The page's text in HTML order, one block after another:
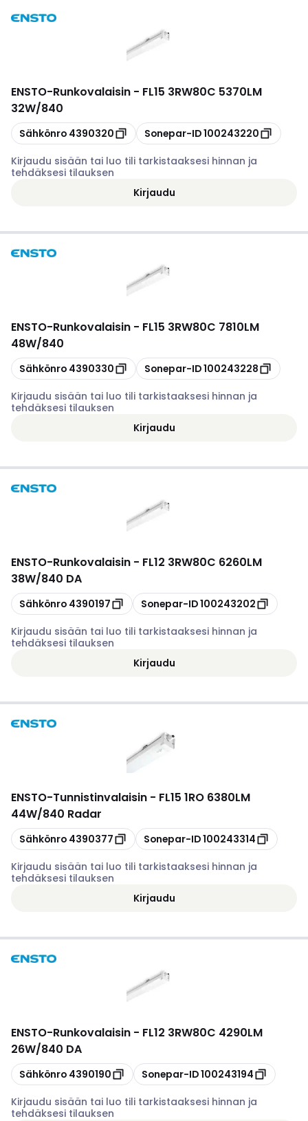
ENSTO-Runkovalaisin - FL15 3RW80C 5370LM
32W/840
Kopioi
Sähkönro 4390320 Kopioi
Sonepar-ID100243220
Kirjaudu sisään tai luo tili tarkistaaksesi hinnan ja
tehdäksesi tilauksen
Kirjaudu
ENSTO-Runkovalaisin - FL15 3RW80C 7810LM
48W/840
Kopioi
Sähkönro 4390330 Kopioi
Sonepar-ID100243228
Kirjaudu sisään tai luo tili tarkistaaksesi hinnan ja
tehdäksesi tilauksen
Kirjaudu
ENSTO-Runkovalaisin - FL12 3RW80C 6260LM
38W/840 DA
Kopioi
Sähkönro 4390197 Kopioi
Sonepar-ID100243202
Kirjaudu sisään tai luo tili tarkistaaksesi hinnan ja
tehdäksesi tilauksen
Kirjaudu
ENSTO-Tunnistinvalaisin - FL15 1RO 6380LM
44W/840 Radar
Kopioi
Sähkönro 4390377 Kopioi
Sonepar-ID100243314
Kirjaudu sisään tai luo tili tarkistaaksesi hinnan ja
tehdäksesi tilauksen
Kirjaudu
ENSTO-Runkovalaisin - FL12 3RW80C 4290LM
26W/840 DA
Kopioi
Sähkönro 4390190 Kopioi
Sonepar-ID100243194
Kirjaudu sisään tai luo tili tarkistaaksesi hinnan ja
tehdäksesi tilauksen